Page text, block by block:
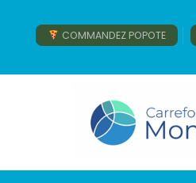
COMMANDEZ POPOTE